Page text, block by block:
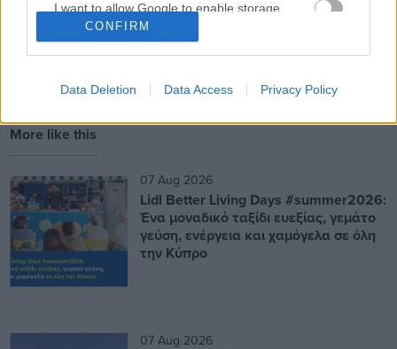
I want to allow Google to enable storage
related to security, including authentication
functionality and fraud prevention, and other
CONFIRM
Data Deletion Data Access Privacy Policy
More like this
07 Aug 2026
Lidl Better Living Days #summer2026:
Ένα μοναδικό ταξίδι ευεξίας, γεμάτο
γεύση, ενέργεια και χαμόγελα σε όλη
την Κύπρο
07 Aug 2026